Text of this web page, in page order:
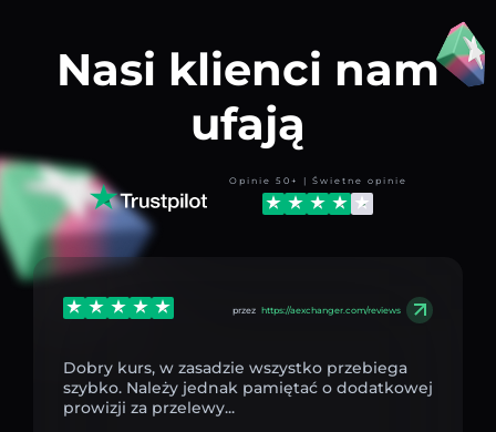
Nasi klienci nam
ufają
Opinie 50+ | Świetne opinie
przez https://aexchanger.com/reviews
Dobry kurs, w zasadzie wszystko przebiega
szybko. Należy jednak pamiętać o dodatkowej
prowizji za przelewy...